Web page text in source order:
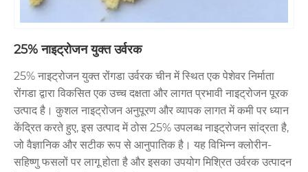
25% नाइट्रोजन युक्त उर्वरक
25% नाइट्रोजन युक्त रोंगडा उर्वरक चीन में स्थित एक पेशेवर निर्माता
रोंगडा द्वारा विकसित एक उच्च दक्षता और लागत प्रभावी नाइट्रोजन पूरक
उत्पाद है। कुशल नाइट्रोजन अनुपूरण और व्यापक लागत में कमी पर ध्यान
केंद्रित करते हुए, इस उत्पाद में ठोस 25% उपलब्ध नाइट्रोजन सांद्रता है,
जो वैज्ञानिक और सटीक रूप से आनुपातिक है। यह विभिन्न क्लोरीन-
सहिष्णु फसलों पर लागू होता है और इसका उपयोग मिश्रित उर्वरक उत्पादन